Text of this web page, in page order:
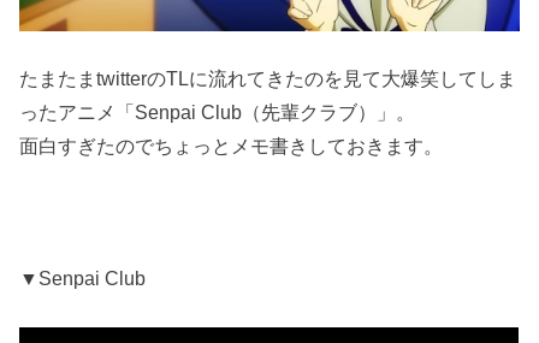
たまたまtwitterのTLに流れてきたのを見て大爆笑してしま
ったアニメ「Senpai Club（先輩クラブ）」。
面白すぎたのでちょっとメモ書きしておきます。
▼Senpai Club